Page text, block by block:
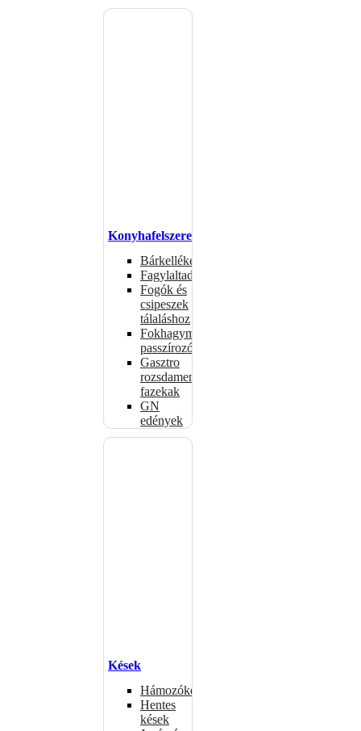
Konyhafelszerelés
Bárkellékek
Fagylaltadagolók
Fogók és
csipeszek
tálaláshoz
Fokhagymaprések,
passzírozók
Gasztro
rozsdamentes
fazekak
GN
edények
Kések
Hámozókések
Hentes
kések